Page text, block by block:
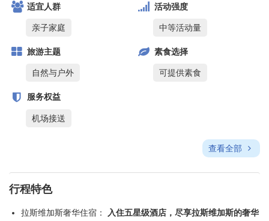
适宜人群
亲子家庭
活动强度
中等活动量
旅游主题
自然与户外
素食选择
可提供素食
服务权益
机场接送
查看全部
行程特色
拉斯维加斯奢华住宿：
入住五星级酒店，尽享拉斯维加斯的奢华